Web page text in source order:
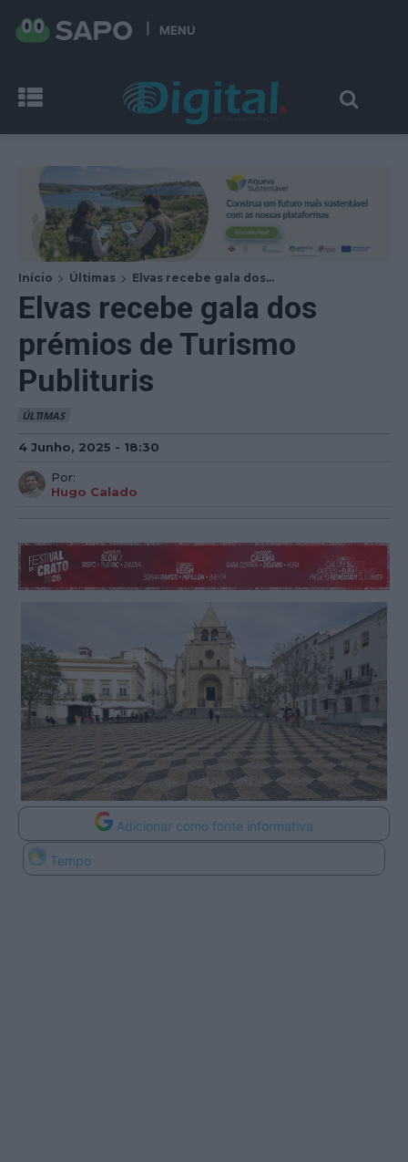
MENU
Início Últimas Elvas recebe gala dos...
Elvas recebe gala dos
prémios de Turismo
Publituris
ÚLTIMAS
4 Junho, 2025 - 18:30
Por:
Hugo Calado
Adicionar como fonte informativa
Tempo